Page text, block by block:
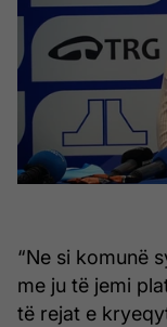
“Ne si komunë
me ju të jemi
të rejat e